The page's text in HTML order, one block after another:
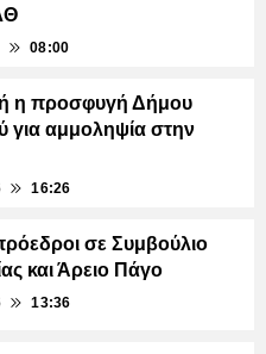
08:00
η προσφυγή Δήμου
για αμμοληψία στην
16:26
σε Συμβούλιο
και Άρειο Πάγο
13:36